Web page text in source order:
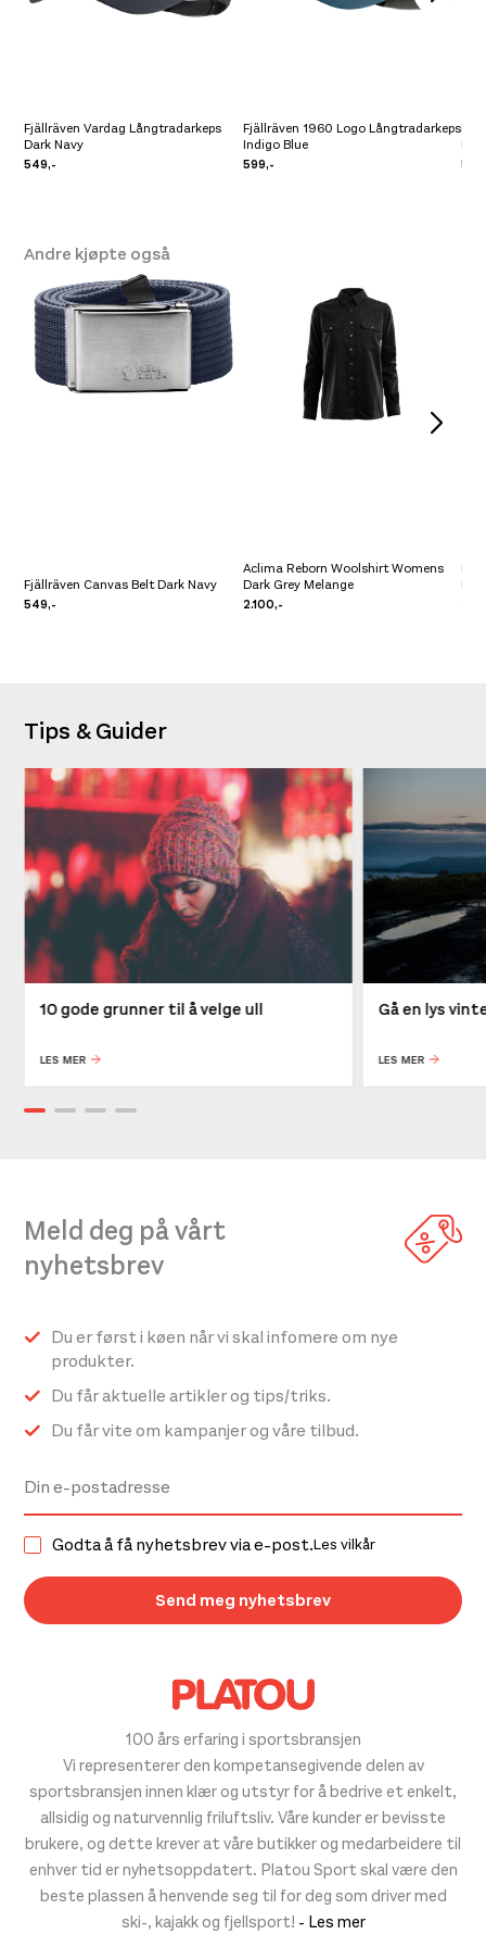
Fjällräven Vardag Långtradarkeps
Dark Navy
549,-
Fjällräven 1960 Logo Långtradarkeps
Indigo Blue
599,-
Andre kjøpte også
Fjällräven Canvas Belt Dark Navy
549,-
Aclima Reborn Woolshirt Womens
Dark Grey Melange
2.100,-
Tips & Guider
10 gode grunner til å velge ull
LES MER
Gå en lys
LES MER
100 års erfaring i sportsbransjen
Vi representerer den kompetansegivende delen av
sportsbransjen innen klær og utstyr for å bedrive et enkelt,
allsidig og naturvennlig friluftsliv. Våre kunder er bevisste
brukere, og dette krever at våre butikker og medarbeidere til
enhver tid er nyhetsoppdatert. Platou Sport skal være den
beste plassen å henvende seg til for deg som driver med
ski-, kajakk og fjellsport! - Les mer
Meld deg på vårt
nyhetsbrev
Du er først i køen når vi skal infomere om nye
produkter.
Du får aktuelle artikler og tips/triks.
Du får vite om kampanjer og våre tilbud.
Godta å få nyhetsbrev via e-post.Les vilkår